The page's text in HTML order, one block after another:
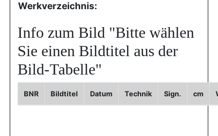
Werkverzeichnis:
Info zum Bild "Bitte wählen
Sie einen Bildtitel aus der
Bild-Tabelle"
BNR Bildtitel Datum Technik Sign. cm